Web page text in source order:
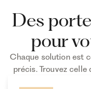
Des
pour
Chaque solution est
précis. Trouvez